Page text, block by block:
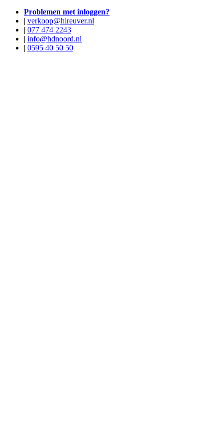
Problemen met inloggen?
| verkoop@hireuver.nl
| 077 474 2243
| info@hdnoord.nl
| 0595 40 50 50